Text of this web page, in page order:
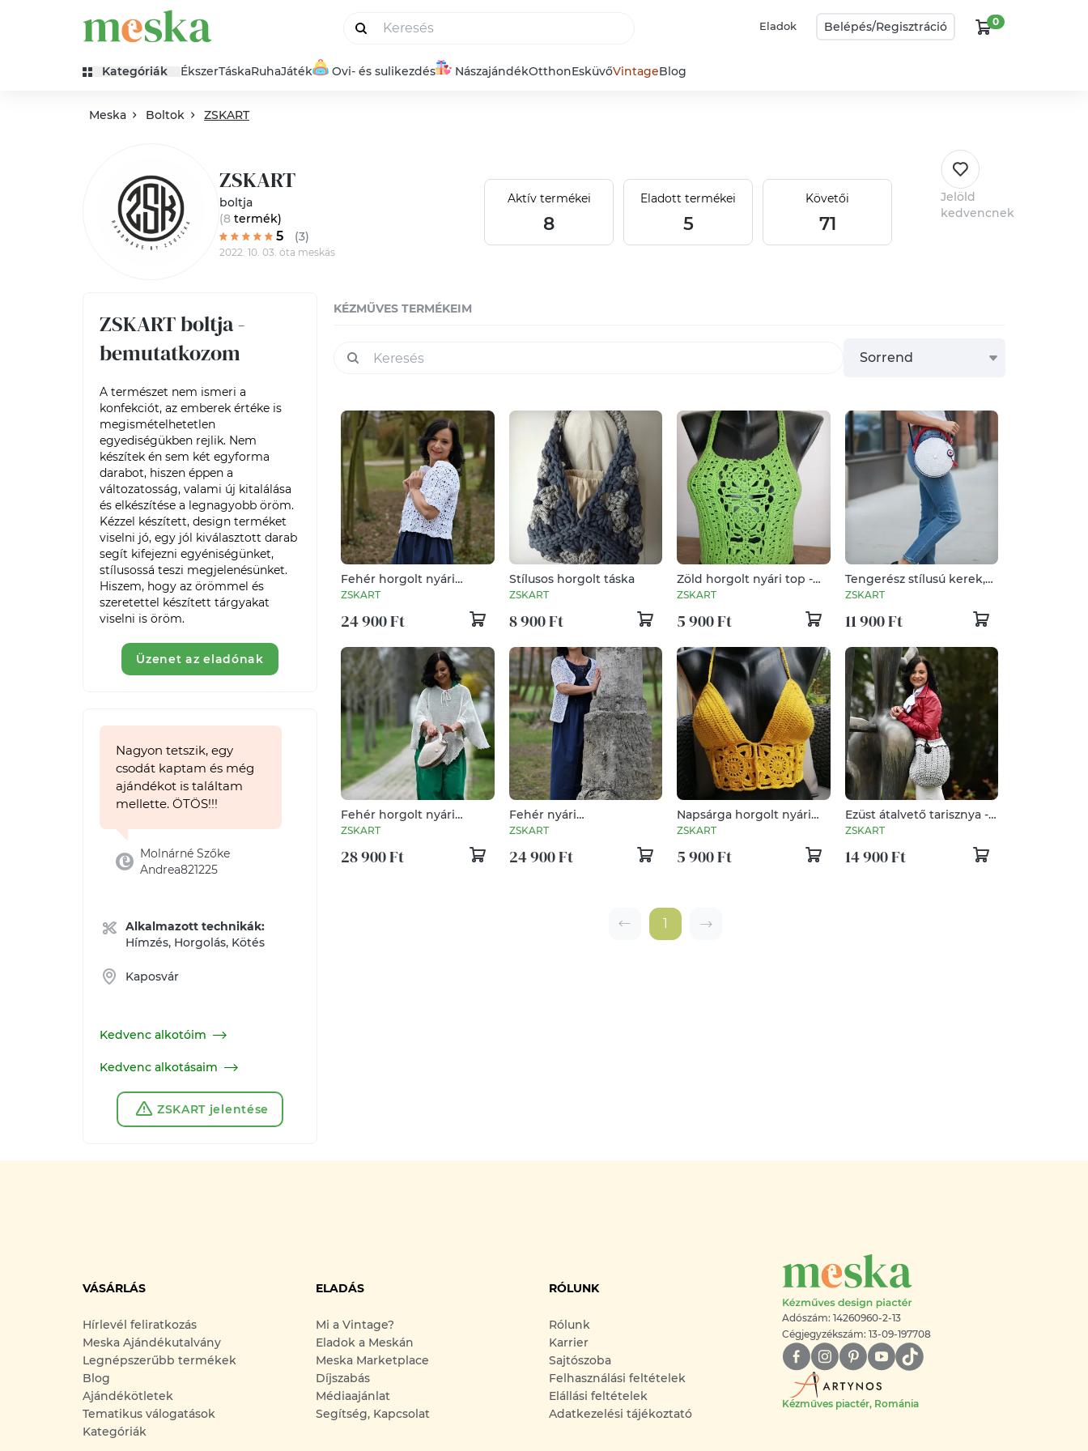
Eladok Belépés/Regisztráció 0
Kategóriák ÉkszerTáskaRuhaJáték Ovi- és sulikezdés NászajándékOtthonEsküvőVintageBlog
Meska Boltok ZSKART
ZSKART
boltja
(8 termék)
5 (3)
2022. 10. 03. óta meskás
Aktív termékei
8
Eladott termékei
5
Követői
71
Jelöld
kedvencnek
ZSKART boltja -
bemutatkozom
A természet nem ismeri a
konfekciót, az emberek értéke is
megismételhetetlen
egyediségükben rejlik. Nem
készítek én sem két egyforma
darabot, hiszen éppen a
változatosság, valami új kitalálása
és elkészítése a legnagyobb öröm.
Kézzel készített, design terméket
viselni jó, egy jól kiválasztott darab
segít kifejezni egyéniségünket,
stílusossá teszi megjelenésünket.
Hiszem, hogy az örömmel és
szeretettel készített tárgyakat
Üzenet az eladónak
Nagyon tetszik, egy
csodát kaptam és még
ajándékot is találtam
mellette. ÖTÖS!!!
Molnárné Szőke
Andrea821225
Alkalmazott technikák:
Hímzés, Horgolás, Kötés
Kaposvár
Kedvenc alkotóim
Kedvenc alkotásaim
ZSKART jelentése
KÉZMŰVES TERMÉKEIM
Sorrend
Fehér horgolt nyári
kabátka - alkalomra is
ZSKART
24 900 Ft
Stílusos horgolt táska
ZSKART
8 900 Ft
Zöld horgolt nyári top -
fesztiválra is
ZSKART
5 900 Ft
Tengerész stílusú kerek,
horgolt táska
ZSKART
11 900 Ft
Fehér horgolt nyári
poncsó
ZSKART
28 900 Ft
Fehér nyári
csipkekabátka - alkalomra
ZSKART
24 900 Ft
Napsárga horgolt nyári
top - fesztiválra is
ZSKART
5 900 Ft
Ezüst átalvető tarisznya -
horgolt táska
ZSKART
14 900 Ft
1
VÁSÁRLÁS
Hírlevél feliratkozás
Meska Ajándékutalvány
Legnépszerűbb termékek
Blog
Ajándékötletek
Tematikus válogatások
Kategóriák
ELADÁS
Mi a Vintage?
Eladok a Meskán
Meska Marketplace
Díjszabás
Médiaajánlat
Segítség, Kapcsolat
RÓLUNK
Rólunk
Karrier
Sajtószoba
Felhasználási feltételek
Elállási feltételek
Adatkezelési tájékoztató
Adószám: 14260960-2-13
Cégjegyzékszám: 13-09-197708
Kézműves piactér, Románia